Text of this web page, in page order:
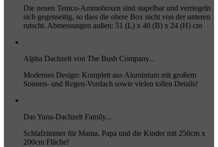
Die neuen Tentco-Ammoboxen sind stapelbar und verriegeln
sich gegenseitig, so dass die obere Box nicht von der unteren
rutscht. Abmessungen außen: 51 (L) x 40 (B) x 24 (H) cm
Alpha Dachzelt von The Bush Company...
Modernes Design: Komplett aus Aluminium mit großem
Sonnen- und Regen-Vordach sowie vielen tollen Details!
Das Yuna-Dachzelt Family...
Schlafzimmer für Mama, Papa und die Kinder mit 250cm x
200cm Fläche!